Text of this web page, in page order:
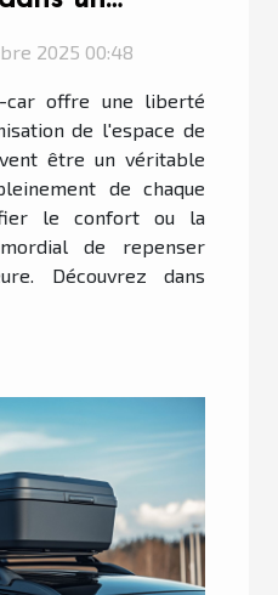
2025 00:48
car offre une liberté
de l'espace de
être un véritable
de chaque
le confort ou la
de repenser
Découvrez dans